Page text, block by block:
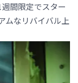
間限定でスター
ムなリバイバル上